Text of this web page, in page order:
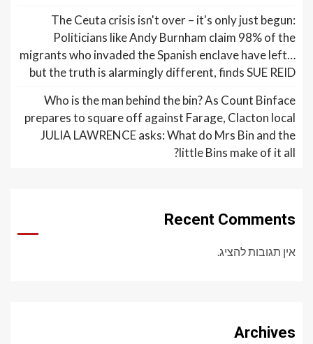
The Ceuta crisis isn't over – it's only just begun:
Politicians like Andy Burnham claim 98% of the
migrants who invaded the Spanish enclave have left…
but the truth is alarmingly different, finds SUE REID
Who is the man behind the bin? As Count Binface
prepares to square off against Farage, Clacton local
JULIA LAWRENCE asks: What do Mrs Bin and the
little Bins make of it all?
Recent Comments
אין תגובות להציג.
Archives